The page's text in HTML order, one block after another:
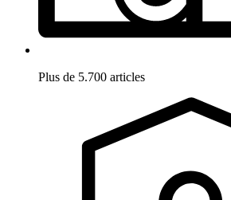
Plus de 5.700 articles